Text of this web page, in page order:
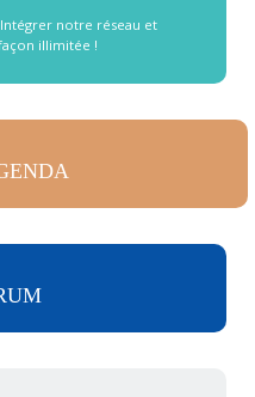
Intégrer notre réseau et
illimitée !